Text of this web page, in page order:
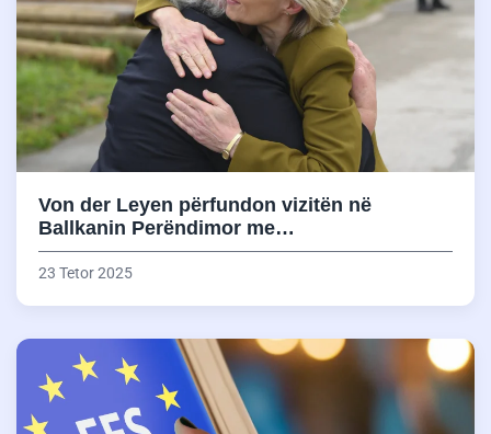
Von der Leyen përfundon vizitën në
Ballkanin Perëndimor me…
23 Tetor 2025